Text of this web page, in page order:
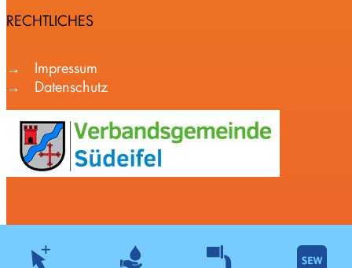
RECHTLICHES
Impressum
Datenschutz